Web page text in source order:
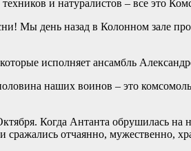
и натуралистов – все это
Мы день назад в Колонном зале
исполняет ансамбль
наших воинов – это
Когда Антанта обрушилась
отчаянно, мужественно,